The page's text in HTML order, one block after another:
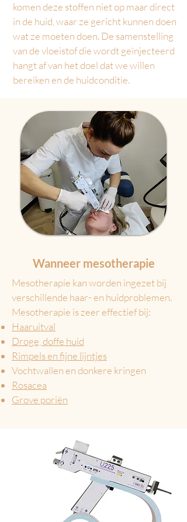
komen deze stoffen niet op maar direct
in de huid, waar ze gericht kunnen doen
wat ze moeten doen. De samenstelling
van de vloeistof die wordt geïnjecteerd
hangt af van het doel dat we willen
bereiken en de huidconditie.
Wanneer mesotherapie
Mesotherapie kan worden ingezet bij
verschillende haar- en huidproblemen.
Mesotherapie is zeer effectief bij:
Haaruitval
Droge, doffe huid
Rimpels en fijne lijntjes
Vochtwallen en donkere kringen
Rosacea
Grove poriën